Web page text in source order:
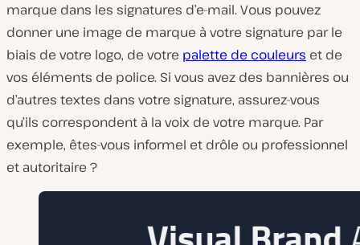
marque dans les signatures d’e-mail. Vous pouvez
donner une image de marque à votre signature par le
biais de votre logo, de votre palette de couleurs et de
vos éléments de police. Si vous avez des bannières ou
d’autres textes dans votre signature, assurez-vous
qu’ils correspondent à la voix de votre marque. Par
exemple, êtes-vous informel et drôle ou professionnel
et autoritaire ?